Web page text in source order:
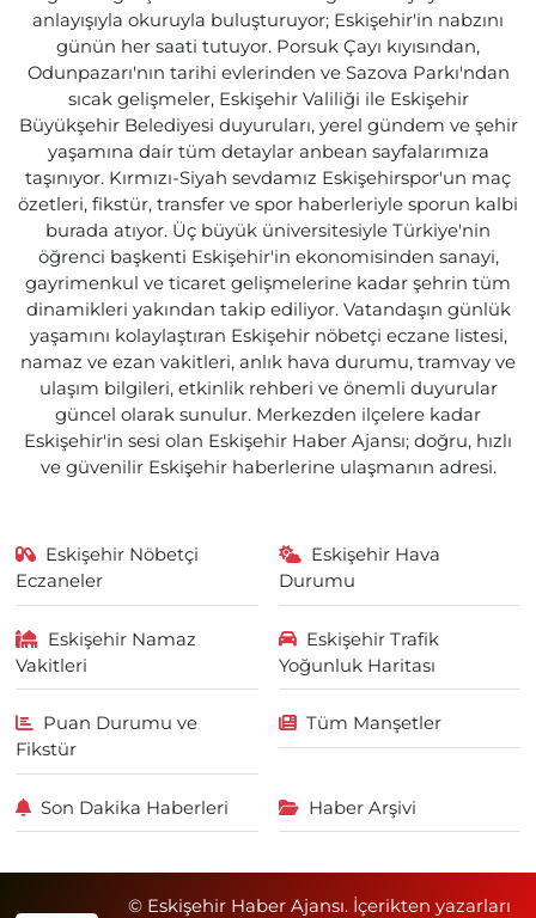
anlayışıyla okuruyla buluşturuyor; Eskişehir'in nabzını
günün her saati tutuyor. Porsuk Çayı kıyısından,
Odunpazarı'nın tarihi evlerinden ve Sazova Parkı'ndan
sıcak gelişmeler, Eskişehir Valiliği ile Eskişehir
Büyükşehir Belediyesi duyuruları, yerel gündem ve şehir
yaşamına dair tüm detaylar anbean sayfalarımıza
taşınıyor. Kırmızı-Siyah sevdamız Eskişehirspor'un maç
özetleri, fikstür, transfer ve spor haberleriyle sporun kalbi
burada atıyor. Üç büyük üniversitesiyle Türkiye'nin
öğrenci başkenti Eskişehir'in ekonomisinden sanayi,
gayrimenkul ve ticaret gelişmelerine kadar şehrin tüm
dinamikleri yakından takip ediliyor. Vatandaşın günlük
yaşamını kolaylaştıran Eskişehir nöbetçi eczane listesi,
namaz ve ezan vakitleri, anlık hava durumu, tramvay ve
ulaşım bilgileri, etkinlik rehberi ve önemli duyurular
güncel olarak sunulur. Merkezden ilçelere kadar
Eskişehir'in sesi olan Eskişehir Haber Ajansı; doğru, hızlı
ve güvenilir Eskişehir haberlerine ulaşmanın adresi.
Eskişehir Nöbetçi
Eczaneler
Eskişehir Hava
Durumu
Eskişehir Namaz
Vakitleri
Eskişehir Trafik
Yoğunluk Haritası
Puan Durumu ve
Fikstür
Tüm Manşetler
Son Dakika Haberleri Haber Arşivi
© Eskişehir Haber Ajansı. İçerikten yazarları